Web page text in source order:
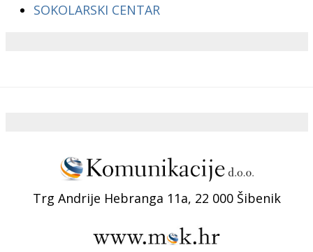
SOKOLARSKI CENTAR
Trg Andrije Hebranga 11a, 22 000 Šibenik